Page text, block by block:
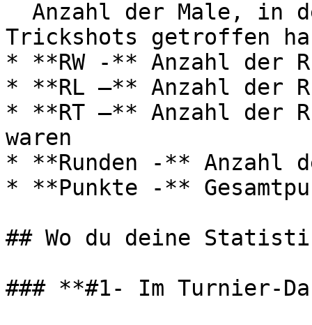
Trickshots getroffen
* **RW -** Anzahl der
* **RL –** Anzahl der
* **RT –** Anzahl der
waren
* **Runden -** Anzahl
* **Punkte -**
## Wo du deine
### **#1- Im Turnier-